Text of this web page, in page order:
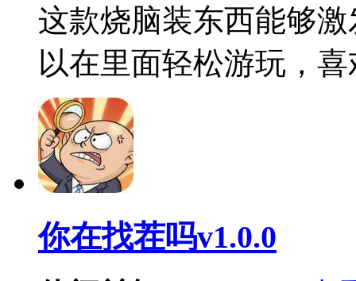
这款烧脑装东西能够
以在里面轻松游玩，
你在找茬吗v1.0.0